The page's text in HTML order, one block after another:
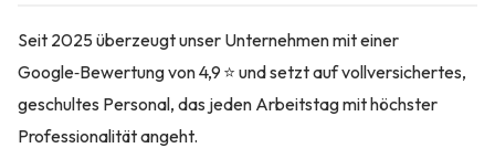
Seit 2025 überzeugt unser Unternehmen mit einer
Google‑Bewertung von 4,9 ⭐ und setzt auf vollversichertes,
geschultes Personal, das jeden Arbeitstag mit höchster
Professionalität angeht.